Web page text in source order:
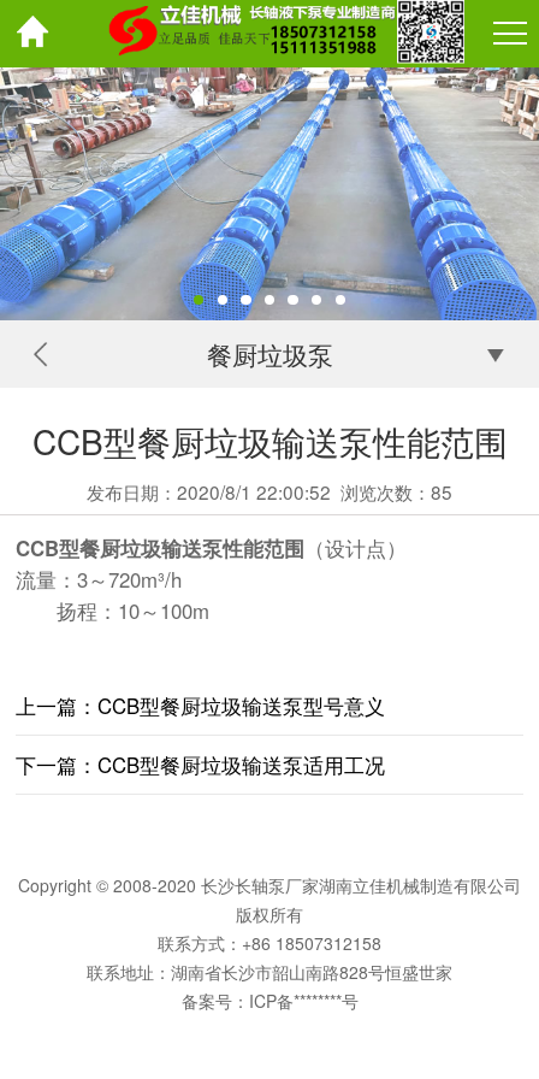
餐厨垃圾泵
CCB型餐厨垃圾输送泵性能范围
发布日期：2020/8/1 22:00:52 浏览次数：85
CCB型餐厨垃圾输送泵性能范围 （设计点）
流量：3～720m³/h
扬程：10～100m
上一篇：CCB型餐厨垃圾输送泵型号意义
下一篇：CCB型餐厨垃圾输送泵适用工况
Copyright © 2008-2020 长沙长轴泵厂家湖南立佳机械制造有限公司
版权所有
联系方式：+86 18507312158
联系地址：湖南省长沙市韶山南路828号恒盛世家
备案号： ICP备********号